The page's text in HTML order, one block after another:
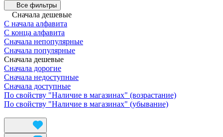
Все фильтры
Сначала дешевые
С начала алфавита
С конца алфавита
Сначала непопулярные
Сначала популярные
Сначала дешевые
Сначала дорогие
Сначала недоступные
Сначала доступные
По свойству "Наличие в магазинах" (возрастание)
По свойству "Наличие в магазинах" (убывание)